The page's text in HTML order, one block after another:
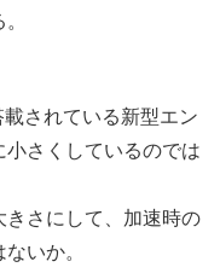
されている新型エン
さくしているのでは
さにして、加速時の
いか。